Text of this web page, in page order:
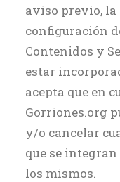
aviso previo,
configuración
Contenidos y
estar
acepta que en
Gorriones.org
y/o cancelar
que se integran
los mismos.